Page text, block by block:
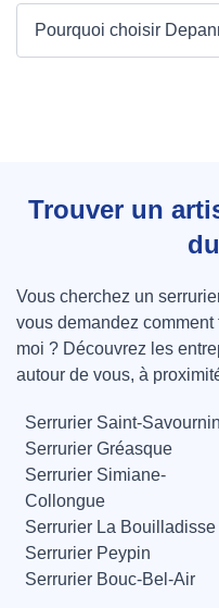
Pourquoi choisir
appelez maintenant
Trouver un
Vous cherchez un
vous demandez
moi ? Découvrez les
autour de vous, à
Serrurier Saint-Savournin
Serrurier Gréasque
Serrurier Simiane-
Collongue
Serrurier La Bouilladisse
Serrurier Peypin
Serrurier Bouc-Bel-Air